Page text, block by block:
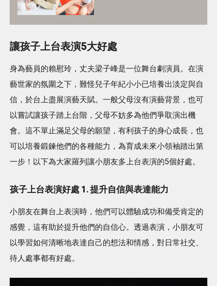
讓孩子上台表演5大好處
身為藝員的賴慰玲，丈夫梁子峰是一位舞台劇演員。在演
藝世家的氛圍之下，難怪兒子年紀小小已培養出淡定與自
信，於台上盡展演藝天賦。一般父母沒有演藝背景，也可
以嘗試讓孩子踏上台階，父母不妨多為他們爭取演出機
會。這不單止滿足父母的願望，有利孩子的身心成長，也
可以培養鍛鍊他們的各種能力，為育成未來小領袖踏出第
一步！以下為大家羅列讓小朋友多上台表演的5個好處。
孩子上台表演好處 1. 提升自信與表達能力
小朋友在舞台上表演時，他們可以體驗成功和備受肯定的
感覺，這有助於提升他們的自信心。透過表演，小朋友可
以學習如何清晰地表達自己的想法和情感，對日常社交、
待人處事都有好處。